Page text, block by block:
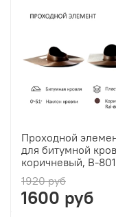
Проходной
для битумной
коричневый, B-
1920 руб
1600 руб